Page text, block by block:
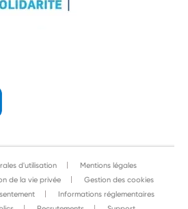
d'utilisation
Mentions légales
de la vie privée
Gestion des cookies
Informations réglementaires